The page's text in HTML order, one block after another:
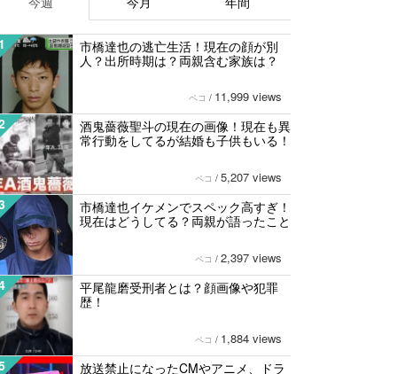
市橋達也の逃亡生活！現在の顔が別
人？出所時期は？両親含む家族は？
ペコ / 11,999 views
酒鬼薔薇聖斗の現在の画像！現在も異
常行動をしてるが結婚も子供もいる！
ペコ / 5,207 views
市橋達也イケメンでスペック高すぎ！
現在はどうしてる？両親が語ったこと
ペコ / 2,397 views
平尾龍磨受刑者とは？顔画像や犯罪
歴！
ペコ / 1,884 views
放送禁止になったCMやアニメ、ドラ